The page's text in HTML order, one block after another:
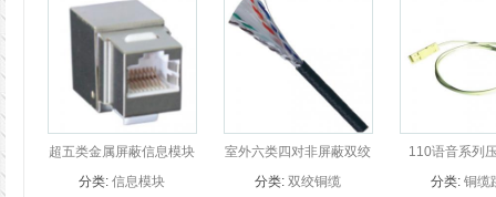
信息模块是专为CAT.5E
非屏蔽系统开发设计的。
线缆可以沿90度或180度
方向进入和端接...
缆是专为屏蔽的线缆系统
开发设计的。COTEST
CAT.6屏蔽线缆在各种性
能参数上及EMI性...
超五类金属屏蔽信息模块
分类: 信息模块
室外六类四对非屏蔽双绞
线
分类: 双绞铜缆
110语音系列
分类: 铜缆